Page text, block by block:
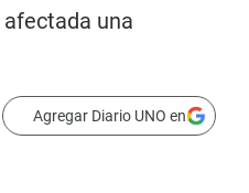
una
Agregar Diario UNO en